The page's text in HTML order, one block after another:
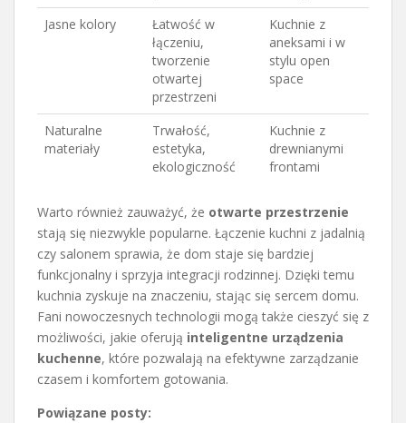
Jasne kolory
Łatwość w
łączeniu,
tworzenie
otwartej
przestrzeni
Kuchnie z
aneksami i w
stylu open
space
Naturalne
materiały
Trwałość,
estetyka,
ekologiczność
Kuchnie z
drewnianymi
frontami
Warto również zauważyć, że otwarte przestrzenie
stają się niezwykle popularne. Łączenie kuchni z jadalnią
czy salonem sprawia, że dom staje się bardziej
funkcjonalny i sprzyja integracji rodzinnej. Dzięki temu
kuchnia zyskuje na znaczeniu, stając się sercem domu.
Fani nowoczesnych technologii mogą także cieszyć się z
możliwości, jakie oferują inteligentne urządzenia
kuchenne, które pozwalają na efektywne zarządzanie
czasem i komfortem gotowania.
Powiązane posty: